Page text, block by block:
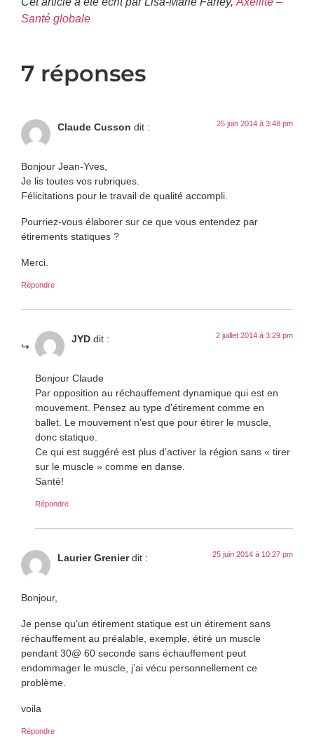
Santé globale
7 réponses
Claude Cusson dit : 25 juin 2014 à 3:48 pm
Bonjour Jean-Yves,
Je lis toutes vos rubriques.
Félicitations pour le travail de qualité accompli.
Pourriez-vous élaborer sur ce que vous entendez par
étirements statiques ?
Merci.
Répondre
JYD dit : 2 juillet 2014 à 3:29 pm
Bonjour Claude
Par opposition au réchauffement dynamique qui est en
mouvement. Pensez au type d’étirement comme en
ballet. Le mouvement n’est que pour étirer le muscle,
donc statique.
Ce qui est suggéré est plus d’activer la région sans « tirer
sur le muscle » comme en danse.
Santé!
Répondre
Laurier Grenier dit : 25 juin 2014 à 10:27 pm
Bonjour,
Je pense qu’un étirement statique est un étirement sans
réchauffement au préalable, exemple, étiré un muscle
pendant 30@ 60 seconde sans échauffement peut
endommager le muscle, j’ai vécu personnellement ce
problème.
voila
Répondre